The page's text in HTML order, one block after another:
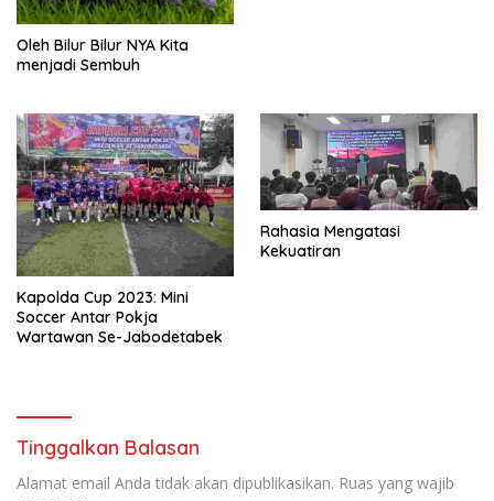
Oleh Bilur Bilur NYA Kita
menjadi Sembuh
Kapolda Cup 2023: Mini
Soccer Antar Pokja
Wartawan Se-Jabodetabek
Rahasia Mengatasi
Kekuatiran
Tinggalkan Balasan
Alamat email Anda tidak akan dipublikasikan. Ruas yang wajib